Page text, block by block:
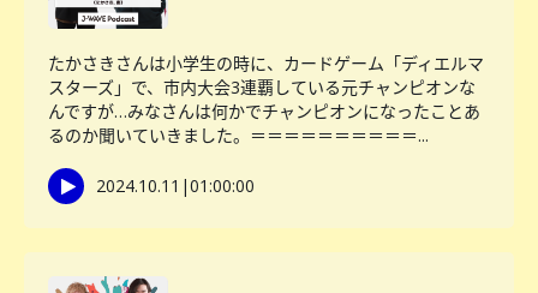
たかさきさんは小学生の時に、カードゲーム「ディエルマ
スターズ」で、市内大会3連覇している元チャンピオンな
んですが…みなさんは何かでチャンピオンになったことあ
るのか聞いていきました。＝＝＝＝＝＝＝＝＝＝...
2024.10.11 |01:00:00